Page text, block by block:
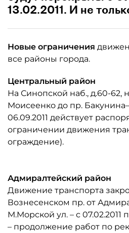
13.02.2011. И не
Новые ограничения
все районы города.
Центральный район
На Синопской наб., д.60-62,
Моисеенко до пр. Бакунина–
06.09.2011 действует
ограничении движения
ограждение).
Адмиралтейский район
Движение транспорта
Вознесенском пр. от
М.Морской ул. – с 07.02.2011
– продолжение работ по